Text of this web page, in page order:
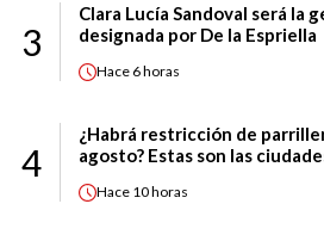
3
Clara Lucía Sandoval será la
designada por De la Espriella
Hace 6 horas
4
¿Habrá restricción de
agosto? Estas son las
Hace 10 horas